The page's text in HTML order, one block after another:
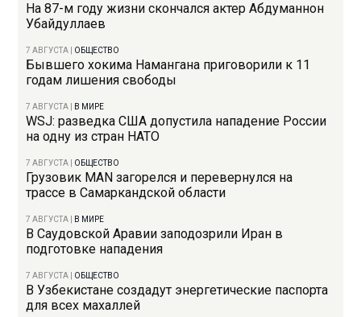
На 87-м году жизни скончался актер Абдуманнон
Убайдуллаев
7 АВГУСТА ОБЩЕСТВО
Бывшего хокима Намангана приговорили к 11
годам лишения свободы
7 АВГУСТА В МИРЕ
WSJ: разведка США допустила нападение России
на одну из стран НАТО
7 АВГУСТА ОБЩЕСТВО
Грузовик MAN загорелся и перевернулся на
трассе в Самаркандской области
7 АВГУСТА В МИРЕ
В Саудовской Аравии заподозрили Иран в
подготовке нападения
7 АВГУСТА ОБЩЕСТВО
В Узбекистане создадут энергетические паспорта
для всех махаллей